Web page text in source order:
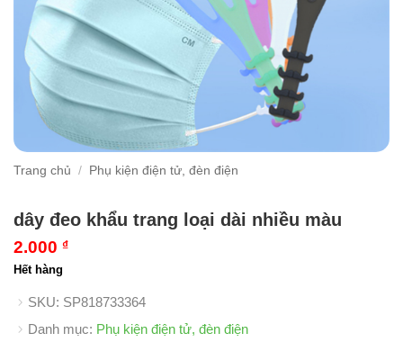
Trang chủ / Phụ kiện điện tử, đèn điện
dây đeo khẩu trang loại dài nhiều màu
2.000 ₫
Hết hàng
SKU: SP818733364
Danh mục: Phụ kiện điện tử, đèn điện